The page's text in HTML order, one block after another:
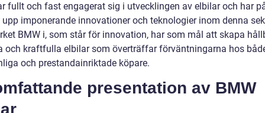
fullt och fast engagerat sig i utvecklingen av elbilar och har
imponerande innovationer och teknologier inom denna
BMW i, som står för innovation, har som mål att skapa
och kraftfulla elbilar som överträffar förväntningarna hos
och prestandainriktade köpare.
presentation av BMW